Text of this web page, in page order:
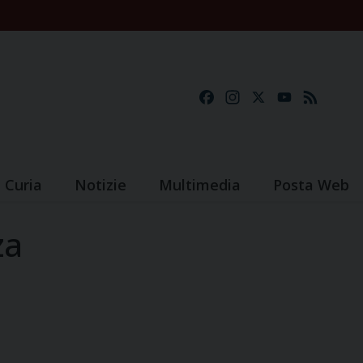
FacebookInstagramYouTube
Curia Notizie Multimedia Posta Web